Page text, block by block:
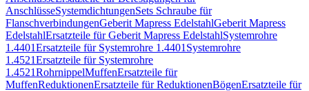
AnschlüsseSystemdichtungenSets Schraube für
FlanschverbindungenGeberit Mapress EdelstahlGeberit Mapress
EdelstahlErsatzteile für Geberit Mapress EdelstahlSystemrohre
1.4401Ersatzteile für Systemrohre 1.4401 Systemrohre
1.4521Ersatzteile für Systemrohre
1.4521RohrnippelMuffenErsatzteile für
MuffenReduktionenErsatzteile für ReduktionenBögenErsatzteile für